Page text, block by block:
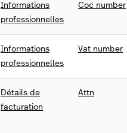
Informations
professionnelles
Coc number
Informations
professionnelles
Vat number
Détails de
facturation
Attn